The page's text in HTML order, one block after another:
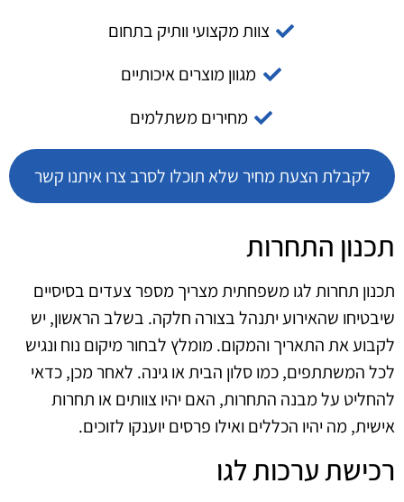
צוות מקצועי וותיק בתחום
מגוון מוצרים איכותיים
מחירים משתלמים
לקבלת הצעת מחיר שלא תוכלו לסרב צרו איתנו קשר
תכנון התחרות
תכנון תחרות לגו משפחתית מצריך מספר צעדים בסיסיים
שיבטיחו שהאירוע יתנהל בצורה חלקה. בשלב הראשון, יש
לקבוע את התאריך והמקום. מומלץ לבחור מיקום נוח ונגיש
לכל המשתתפים, כמו סלון הבית או גינה. לאחר מכן, כדאי
להחליט על מבנה התחרות, האם יהיו צוותים או תחרות
אישית, מה יהיו הכללים ואילו פרסים יוענקו לזוכים.
רכישת ערכות לגו